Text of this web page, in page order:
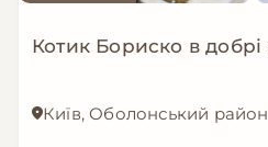
Київ, Оболонський район